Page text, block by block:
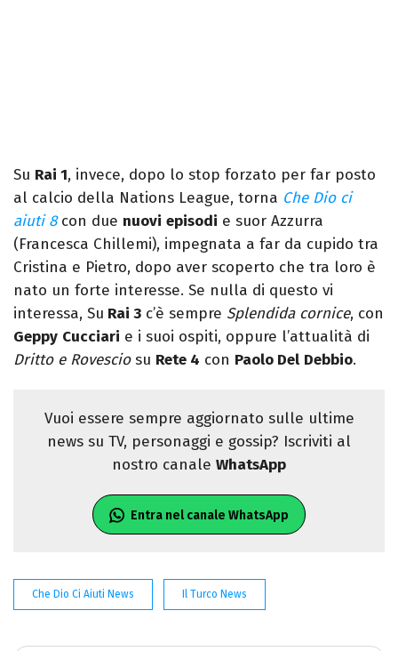
Su Rai 1, invece, dopo lo stop forzato per far posto
al calcio della Nations League, torna Che Dio ci
aiuti 8con due nuovi episodi e suor Azzurra
(Francesca Chillemi), impegnata a far da cupido tra
Cristina e Pietro, dopo aver scoperto che tra loro è
nato un forte interesse. Se nulla di questo vi
interessa, Su Rai 3 c’è sempre Splendida cornice, con
Geppy Cucciari e i suoi ospiti, oppure l’attualità di
Dritto e Rovesciosu Rete 4 con Paolo Del Debbio.
Vuoi essere sempre aggiornato sulle ultime
news su TV, personaggi e gossip? Iscriviti al
nostro canale WhatsApp
Entra nel canale WhatsApp
Che Dio Ci Aiuti News Il Turco News